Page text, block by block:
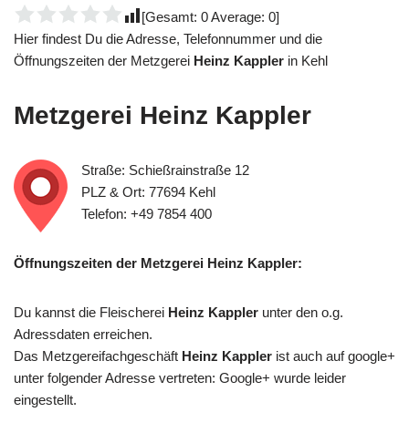
[Gesamt: 0Average: 0]
Hier findest Du die Adresse, Telefonnummer und die
Öffnungszeiten der Metzgerei Heinz Kappler in Kehl
Metzgerei Heinz Kappler
Straße: Schießrainstraße 12
PLZ & Ort: 77694 Kehl
Telefon: +49 7854 400
Öffnungszeiten der Metzgerei Heinz Kappler:
Du kannst die Fleischerei Heinz Kappler unter den o.g.
Adressdaten erreichen.
Das Metzgereifachgeschäft Heinz Kappler ist auch auf google+
unter folgender Adresse vertreten: Google+ wurde leider
eingestellt.